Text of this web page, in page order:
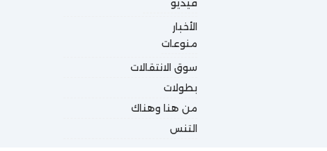
فيديو
الأخبار
منوعات
سوق الانتقالات
بطولات
من هنا وهناك
التنس